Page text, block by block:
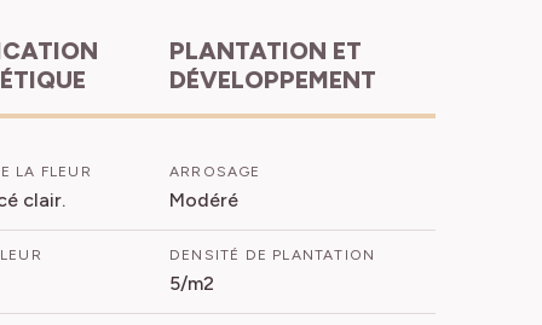
LA FLEUR
clair.
PLANTATION ET
DÉVELOPPEMENT
ARROSAGE
Modéré
DENSITÉ DE PLANTATION
5/m2